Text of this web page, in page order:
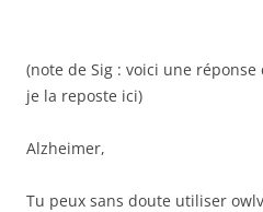
(note de Sig : voici une
je la reposte ici)
Alzheimer,
Tu peux sans doute utiliser